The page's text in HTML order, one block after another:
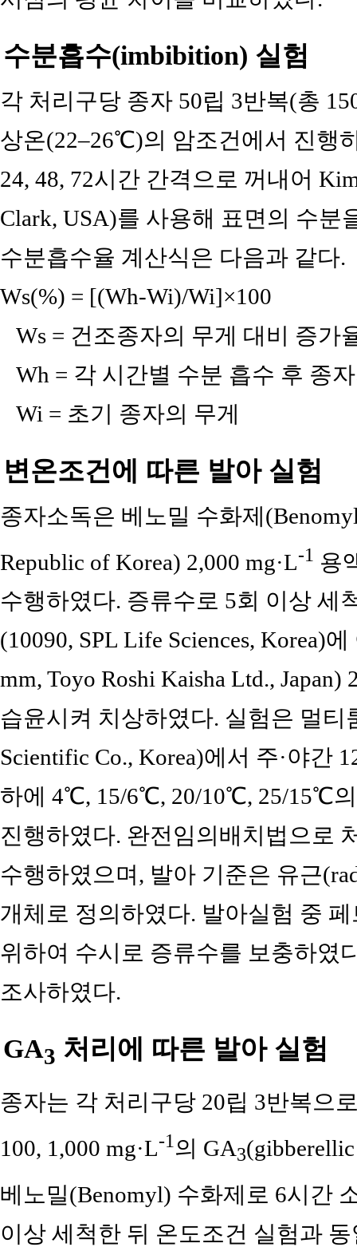
수분흡수(imbibition) 실험
각 처리구당 종자 50립 3반복(총
상온(22–26℃)의 암조건에서 진행
24, 48, 72시간 간격으로 꺼내어
Clark, USA)를 사용해 표면의 수분
수분흡수율 계산식은 다음과 같다.
Ws(%) = [(Wh-Wi)/Wi]×100
Ws = 건조종자의 무게 대비 증가
Wh = 각 시간별 수분 흡수 후 종
Wi = 초기 종자의 무게
변온조건에 따른 발아 실험
종자소독은 베노밀 수화제
Republic of Korea) 2,000 mg·L-1 용
수행하였다. 증류수로 5회 이상 세
(10090, SPL Life Sciences, Korea)
mm, Toyo Roshi Kaisha Ltd.,
습윤시켜 치상하였다. 실험은 멀티
Scientific Co., Korea)에서 주·야간
하에 4℃, 15/6℃, 20/10℃, 25/15℃
진행하였다. 완전임의배치법으로
수행하였으며, 발아 기준은 유근
개체로 정의하였다. 발아실험 중
위하여 수시로 증류수를 보충하였
조사하였다.
GA3 처리에 따른 발아 실험
종자는 각 처리구당 20립 3반복으
100, 1,000 mg·L-1 의 GA3
베노밀(Benomyl) 수화제로 6시간
이상 세척한 뒤 온도조건 실험과